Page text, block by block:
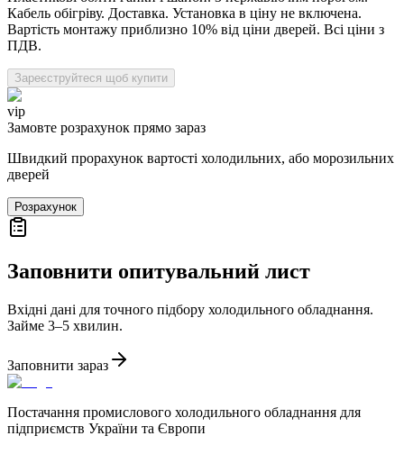
Кабель обігріву. Доставка. Установка в ціну не включена.
Вартість монтажу приблизно 10% від ціни дверей. Всі ціни з
ПДВ.
Зареєструйтеся щоб купити
vip
Замовте розрахунок прямо зараз
Швидкий прорахунок вартості холодильних, або морозильних
дверей
Розрахунок
Заповнити опитувальний лист
Вхідні дані для точного підбору холодильного обладнання.
Займе 3–5 хвилин.
Заповнити зараз
Постачання промислового холодильного обладнання для
підприємств України та Європи